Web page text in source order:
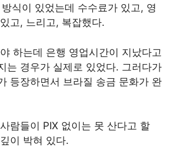
식이 있었는데 수수료가 있고, 영
고, 느리고, 복잡했다.
하는데 은행 영업시간이 지났다고
는 경우가 실제로 있었다. 그러다가
등장하면서 브라질 송금 문화가 완
람들이 PIX 없이는 못 산다고 할
이 박혀 있다.